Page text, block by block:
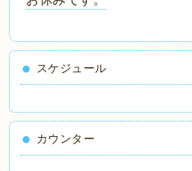
スケジュール
カウンター